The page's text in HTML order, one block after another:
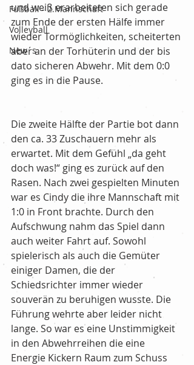
Fußball - 2.Mannschaft
Volleyball
New´s
und weiß erarbeiteten sich gerade
zum Ende der ersten Hälfe immer
wieder Tormöglichkeiten, scheiterten
aber an der Torhüterin und der bis
dato sicheren Abwehr. Mit dem 0:0
ging es in die Pause.
Die zweite Hälfte der Partie bot dann
den ca. 33 Zuschauern mehr als
erwartet. Mit dem Gefühl „da geht
doch was!“ ging es zurück auf den
Rasen. Nach zwei gespielten Minuten
war es Cindy die ihre Mannschaft mit
1:0 in Front brachte. Durch den
Aufschwung nahm das Spiel dann
auch weiter Fahrt auf. Sowohl
spielerisch als auch die Gemüter
einiger Damen, die der
Schiedsrichter immer wieder
souverän zu beruhigen wusste. Die
Führung wehrte aber leider nicht
lange. So war es eine Unstimmigkeit
in den Abwehrreihen die eine
Energie Kickern Raum zum Schuss